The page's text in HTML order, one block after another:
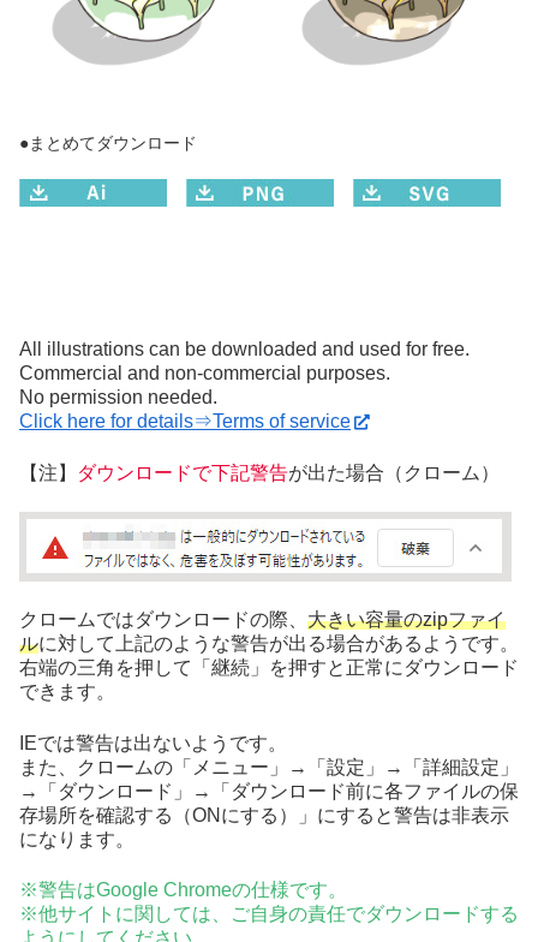
●まとめてダウンロード
All illustrations can be downloaded and used for free.
Commercial and non-commercial purposes.
No permission needed.
Click here for details⇒Terms of service
【注】 ダウンロードで下記警告が出た場合（クローム）
クロームではダウンロードの際、 大きい容量のzipファイ
ルに対して上記のような警告が出る場合があるようです。
右端の三角を押して「継続」を押すと正常にダウンロード
できます。
IEでは警告は出ないようです。
また、クロームの「メニュー」→「設定」→「詳細設定」
→「ダウンロード」→「ダウンロード前に各ファイルの保
存場所を確認する（ONにする）」にすると警告は非表示
になります。
※警告はGoogle Chromeの仕様です。
※他サイトに関しては、ご自身の責任でダウンロードする